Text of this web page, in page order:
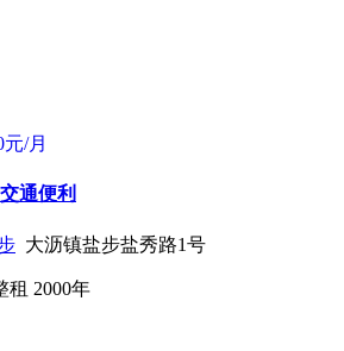
通便利
大沥镇盐步盐秀路1号
租 2000年